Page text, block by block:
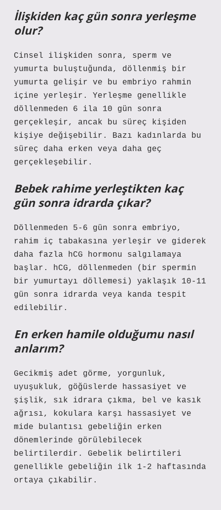
İlişkiden kaç gün sonra yerleşme
olur?
Cinsel ilişkiden sonra, sperm ve
yumurta buluştuğunda, döllenmiş bir
yumurta gelişir ve bu embriyo rahmin
içine yerleşir. Yerleşme genellikle
döllenmeden 6 ila 10 gün sonra
gerçekleşir, ancak bu süreç kişiden
kişiye değişebilir. Bazı kadınlarda bu
süreç daha erken veya daha geç
gerçekleşebilir.
Bebek rahime yerleştikten kaç
gün sonra idrarda çıkar?
Döllenmeden 5-6 gün sonra embriyo,
rahim iç tabakasına yerleşir ve giderek
daha fazla hCG hormonu salgılamaya
başlar. hCG, döllenmeden (bir spermin
bir yumurtayı döllemesi) yaklaşık 10-11
gün sonra idrarda veya kanda tespit
edilebilir.
En erken hamile olduğumu nasıl
anlarım?
Gecikmiş adet görme, yorgunluk,
uyuşukluk, göğüslerde hassasiyet ve
şişlik, sık idrara çıkma, bel ve kasık
ağrısı, kokulara karşı hassasiyet ve
mide bulantısı gebeliğin erken
dönemlerinde görülebilecek
belirtilerdir. Gebelik belirtileri
genellikle gebeliğin ilk 1-2 haftasında
ortaya çıkabilir.